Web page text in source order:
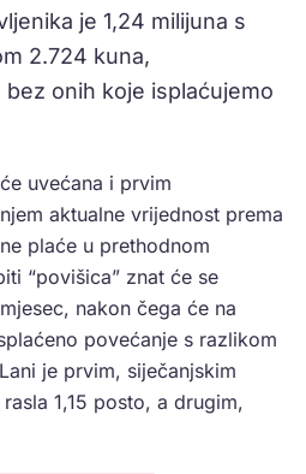
je 1,24 milijuna s
2.724 kuna,
onih koje isplaćujemo
uvećana i prvim
aktualne vrijednost prema
plaće u prethodnom
“povišica” znat će se
nakon čega će na
povećanje s razlikom
je prvim, siječanjskim
1,15 posto, a drugim,